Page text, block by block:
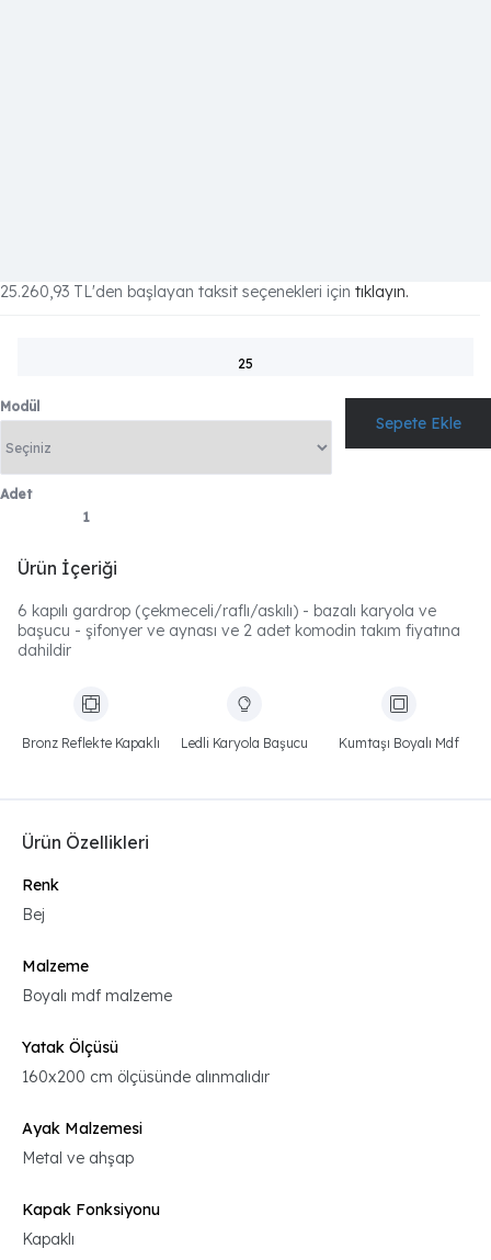
25.260,93 TL'den başlayan taksit seçenekleri için tıklayın.
25
Modül
Adet
Ürün İçeriği
6 kapılı gardrop (çekmeceli/raflı/askılı) - bazalı karyola ve
başucu - şifonyer ve aynası ve 2 adet komodin takım fiyatına
dahildir
Bronz Reflekte Kapaklı Ledli Karyola Başucu Kumtaşı Boyalı Mdf
Ürün Özellikleri
Renk
Bej
Malzeme
Boyalı mdf malzeme
Yatak Ölçüsü
160x200 cm ölçüsünde alınmalıdır
Ayak Malzemesi
Metal ve ahşap
Kapak Fonksiyonu
Kapaklı